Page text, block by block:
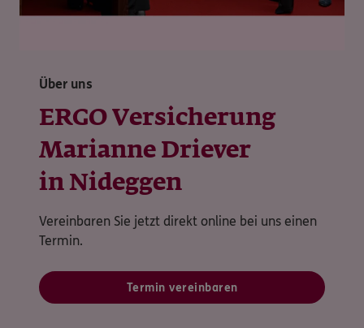
Über uns
ERGO Versicherung
Marianne Driever
in Nideggen
Vereinbaren Sie jetzt direkt online bei uns einen
Termin.
Termin vereinbaren